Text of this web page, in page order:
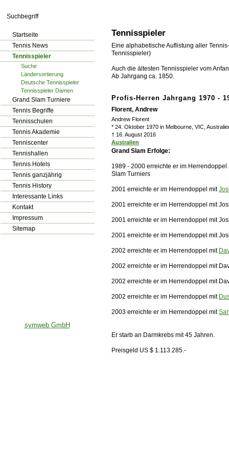
Tennisspieler
Eine alphabetische Auflistung aller
Tennisspieler)
Auch die ältesten Tennisspieler vom
Ab Jahrgang ca. 1850.
Profis-Herren Jahrgang 1970 -
Florent, Andrew
Andrew Florent
* 24. Oktober 1970 in Melbourne, VIC,
† 16. August 2016
Australien
Grand Slam Erfolge:
1989 - 2000 erreichte er im
Slam Turniers
2001 erreichte er im Herrendoppel mit
2001 erreichte er im Herrendoppel mit
2001 erreichte er im Herrendoppel mit
2001 erreichte er im Herrendoppel mit
2002 erreichte er im Herrendoppel mit
2002 erreichte er im Herrendoppel mit
2002 erreichte er im Herrendoppel mit
2002 erreichte er im Herrendoppel mit
2003 erreichte er im Herrendoppel mit
Er starb an Darmkrebs mit 45 Jahren.
Preisgeld US $ 1.113.285.-
Startseite
Tennis News
Tennisspieler
Suche
Ländersortierung
Deutsche Tennisspieler
Tennisspieler Damen
Grand Slam Turniere
Tennis Begriffe
Tennisschulen
Tennis Akademie
Tenniscenter
Tennishallen
Tennis Hotels
Tennis ganzjährig
Tennis History
Interessante Links
Kontakt
Impressum
Sitemap
symweb GmbH